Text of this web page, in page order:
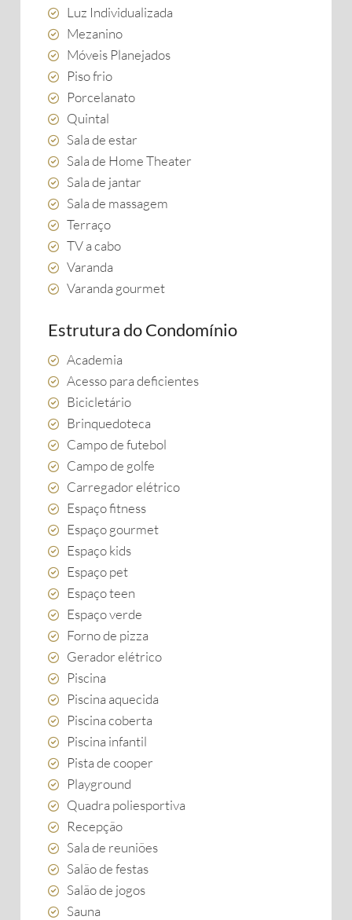
Luz Individualizada
Mezanino
Móveis Planejados
Piso frio
Porcelanato
Quintal
Sala de estar
Sala de Home Theater
Sala de jantar
Sala de massagem
Terraço
TV a cabo
Varanda
Varanda gourmet
Estrutura do Condomínio
Academia
Acesso para deficientes
Bicicletário
Brinquedoteca
Campo de futebol
Campo de golfe
Carregador elétrico
Espaço fitness
Espaço gourmet
Espaço kids
Espaço pet
Espaço teen
Espaço verde
Forno de pizza
Gerador elétrico
Piscina
Piscina aquecida
Piscina coberta
Piscina infantil
Pista de cooper
Playground
Quadra poliesportiva
Recepção
Sala de reuniões
Salão de festas
Salão de jogos
Sauna